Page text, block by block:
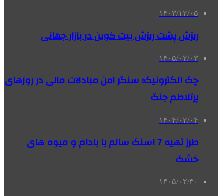
۱۴۰۳/۱۲/۰۵
ریزش پشت ریزش بیت کوین در بازار جهانی
۱۴۰۵/۰۲/۰۳
چک الکترونیک؛ سنگر امن مبادلات مالی در روزهای
پرتلاطم جنگ
۱۴۰۴/۰۲/۰۴
طرز تهیه 7 اسنک سالم با بادام و میوه های
خشک
۱۴۰۵/۰۲/۳۰